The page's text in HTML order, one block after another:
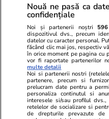
Țoiu, arestează-mă dacă
altceva n-ai de făcut!
Nouă ne pasă ca
confidențiale
Noi și partenerii noștri 596
dispozitivul dvs., precum
datelor cu caracter personal.
făcând clic mai jos, respectiv
în orice moment pe pagina cu
vor fi raportate partenerilor
multe detalii
Noi si partenerii nostri
partenere, precum si
prelucram date pentru a
personaliza continutul si
interesele si/sau profilul
retelelor de socializare si
de drepturile prevazute